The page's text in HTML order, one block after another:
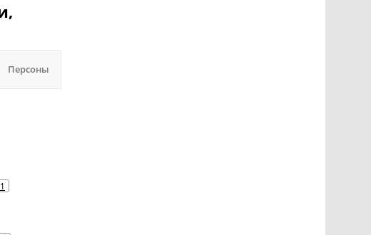
Персоны
1